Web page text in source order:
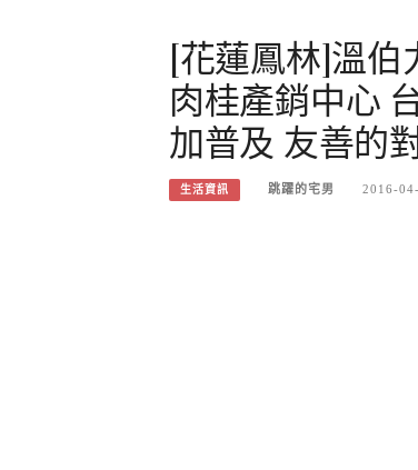
[花蓮鳳林]溫伯
肉桂產銷中心
加普及 友善的
生活資訊 跳躍的宅男 2016-